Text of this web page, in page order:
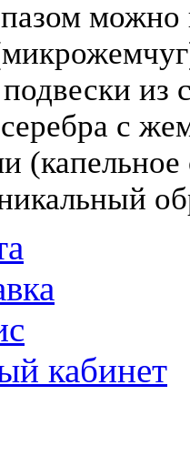
из
с
кабинет